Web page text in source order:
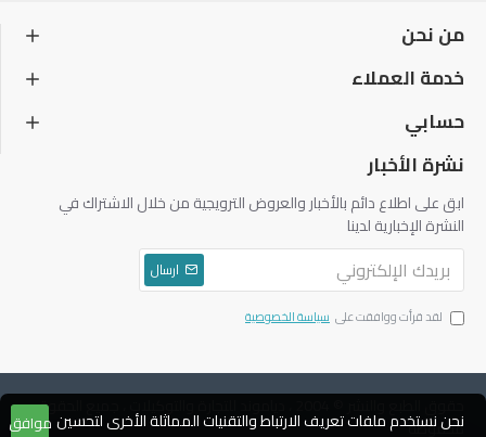
من نحن
خدمة العملاء
حسابي
نشرة الأخبار
ابق على اطلاع دائم بالأخبار والعروض الترويجية من خلال الاشتراك في
النشرة الإخبارية لدينا
ارسال
لقد قرأت ووافقت على سياسة الخصوصية
حقوق الطبع والنشر © 2004 ، دياموند للتجارة والتوكيلات ، جميع الحقوق
محفوظة
موافق نحن نستخدم ملفات تعريف الارتباط والتقنيات المماثلة الأخرى لتحسين